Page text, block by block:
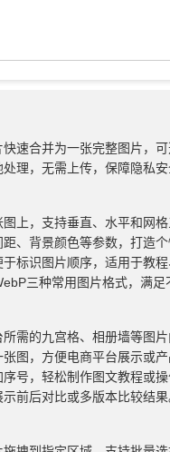
速合并为一张完整图片，
理，无需上传，保障隐私
上，支持垂直、水平和网
、背景颜色等参数，打造
标识图片顺序，适用于教
三种常用图片格式，满
需的九宫格、相册墙等图
图，方便电商平台展示或
号，轻松制作图文教程或
前后对比或多版本比较结